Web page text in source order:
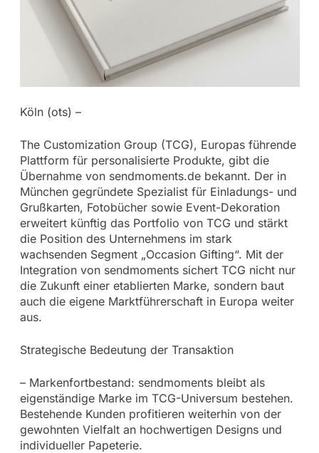
Köln (ots) –
The Customization Group (TCG), Europas führende
Plattform für personalisierte Produkte, gibt die
Übernahme von sendmoments.de bekannt. Der in
München gegründete Spezialist für Einladungs- und
Grußkarten, Fotobücher sowie Event-Dekoration
erweitert künftig das Portfolio von TCG und stärkt
die Position des Unternehmens im stark
wachsenden Segment „Occasion Gifting“. Mit der
Integration von sendmoments sichert TCG nicht nur
die Zukunft einer etablierten Marke, sondern baut
auch die eigene Marktführerschaft in Europa weiter
aus.
Strategische Bedeutung der Transaktion
– Markenfortbestand: sendmoments bleibt als
eigenständige Marke im TCG-Universum bestehen.
Bestehende Kunden profitieren weiterhin von der
gewohnten Vielfalt an hochwertigen Designs und
individueller Papeterie.